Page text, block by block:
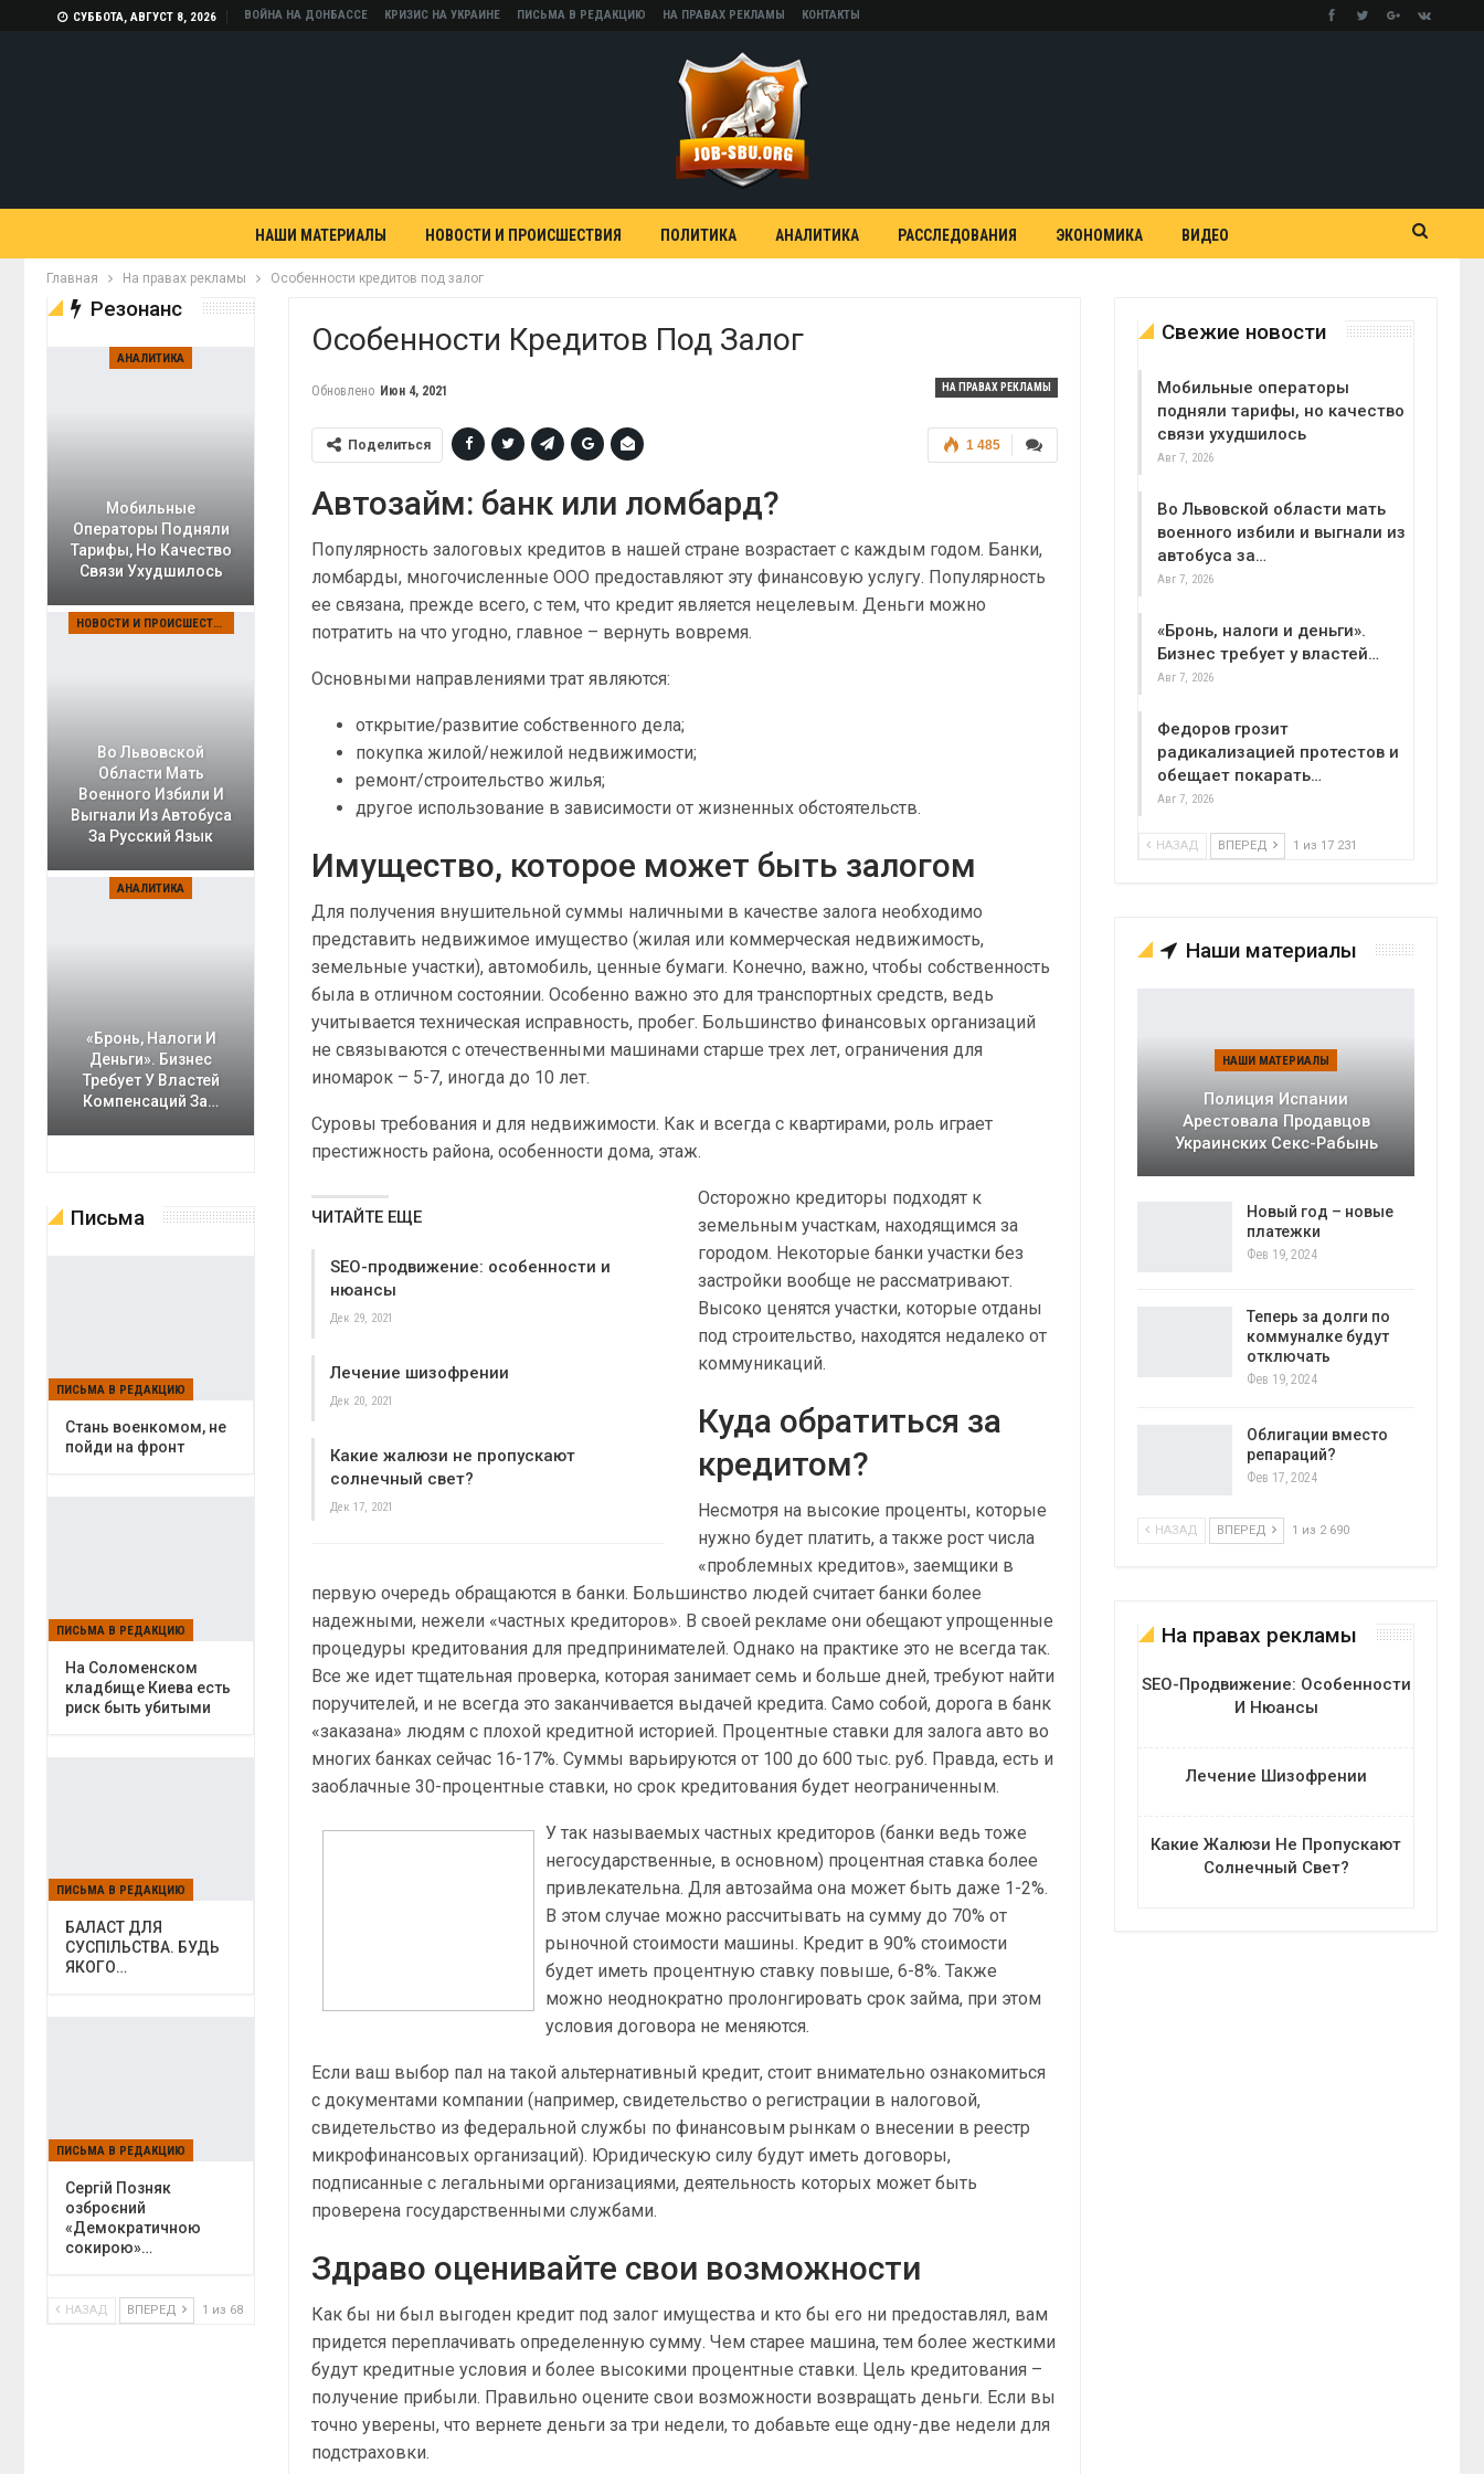
СУББОТА, АВГУСТ 8, 2026 ВОЙНА НА ДОНБАССЕ КРИЗИС НА УКРАИНЕ ПИСЬМА В РЕДАКЦИЮ НА ПРАВАХ РЕКЛАМЫ КОНТАКТЫ
НАШИ МАТЕРИАЛЫ НОВОСТИ И ПРОИСШЕСТВИЯ ПОЛИТИКА АНАЛИТИКА РАССЛЕДОВАНИЯ ЭКОНОМИКА ВИДЕО
Главная На правах рекламы Особенности кредитов под залог
Особенности Кредитов Под Залог
НА ПРАВАХ РЕКЛАМЫ
Обновлено Июн 4, 2021
1 485
Поделиться
Автозайм: банк или ломбард?
Популярность залоговых кредитов в нашей стране возрастает с каждым годом. Банки,
ломбарды, многочисленные ООО предоставляют эту финансовую услугу. Популярность
ее связана, прежде всего, с тем, что кредит является нецелевым. Деньги можно
потратить на что угодно, главное – вернуть вовремя.
Основными направлениями трат являются:
открытие/развитие собственного дела;
покупка жилой/нежилой недвижимости;
ремонт/строительство жилья;
другое использование в зависимости от жизненных обстоятельств.
Имущество, которое может быть залогом
Для получения внушительной суммы наличными в качестве залога необходимо
представить недвижимое имущество (жилая или коммерческая недвижимость,
земельные участки), автомобиль, ценные бумаги. Конечно, важно, чтобы собственность
была в отличном состоянии. Особенно важно это для транспортных средств, ведь
учитывается техническая исправность, пробег. Большинство финансовых организаций
не связываются с отечественными машинами старше трех лет, ограничения для
иномарок – 5-7, иногда до 10 лет.
Суровы требования и для недвижимости. Как и всегда с квартирами, роль играет
престижность района, особенности дома, этаж.
ЧИТАЙТЕ ЕЩЕ
SEO-продвижение: особенности и
нюансы
Дек 29, 2021
Лечение шизофрении
Дек 20, 2021
Какие жалюзи не пропускают
солнечный свет?
Дек 17, 2021
Осторожно кредиторы подходят к
земельным участкам, находящимся за
городом. Некоторые банки участки без
застройки вообще не рассматривают.
Высоко ценятся участки, которые отданы
под строительство, находятся недалеко от
коммуникаций.
Куда обратиться за
кредитом?
Несмотря на высокие проценты, которые
нужно будет платить, а также рост числа
«проблемных кредитов», заемщики в
первую очередь обращаются в банки. Большинство людей считает банки более
надежными, нежели «частных кредиторов». В своей рекламе они обещают упрощенные
процедуры кредитования для предпринимателей. Однако на практике это не всегда так.
Все же идет тщательная проверка, которая занимает семь и больше дней, требуют найти
поручителей, и не всегда это заканчивается выдачей кредита. Само собой, дорога в банк
«заказана» людям с плохой кредитной историей. Процентные ставки для залога авто во
многих банках сейчас 16-17%. Суммы варьируются от 100 до 600 тыс. руб. Правда, есть и
заоблачные 30-процентные ставки, но срок кредитования будет неограниченным.
У так называемых частных кредиторов (банки ведь тоже
негосударственные, в основном) процентная ставка более
привлекательна. Для автозайма она может быть даже 1-2%.
В этом случае можно рассчитывать на сумму до 70% от
рыночной стоимости машины. Кредит в 90% стоимости
будет иметь процентную ставку повыше, 6-8%. Также
можно неоднократно пролонгировать срок займа, при этом
условия договора не меняются.
Если ваш выбор пал на такой альтернативный кредит, стоит внимательно ознакомиться
с документами компании (например, свидетельство о регистрации в налоговой,
свидетельство из федеральной службы по финансовым рынкам о внесении в реестр
микрофинансовых организаций). Юридическую силу будут иметь договоры,
подписанные с легальными организациями, деятельность которых может быть
проверена государственными службами.
Здраво оценивайте свои возможности
Как бы ни был выгоден кредит под залог имущества и кто бы его ни предоставлял, вам
придется переплачивать определенную сумму. Чем старее машина, тем более жесткими
будут кредитные условия и более высокими процентные ставки. Цель кредитования –
получение прибыли. Правильно оцените свои возможности возвращать деньги. Если вы
точно уверены, что вернете деньги за три недели, то добавьте еще одну-две недели для
подстраховки.
Свежие новости
Мобильные операторы
подняли тарифы, но качество
связи ухудшилось
Авг 7, 2026
Во Львовской области мать
военного избили и выгнали из
автобуса за…
Авг 7, 2026
«Бронь, налоги и деньги».
Бизнес требует у властей…
Авг 7, 2026
Федоров грозит
радикализацией протестов и
обещает покарать…
Авг 7, 2026
НАЗАД ВПЕРЕД 1 из 17 231
Наши материалы
НАШИ МАТЕРИАЛЫ
Полиция Испании
Арестовала Продавцов
Украинских Секс-Рабынь
Новый год – новые
платежки
Фев 19, 2024
Теперь за долги по
коммуналке будут
отключать
Фев 19, 2024
Облигации вместо
репараций?
Фев 17, 2024
НАЗАД ВПЕРЕД 1 из 2 690
На правах рекламы
SEO-Продвижение: Особенности
И Нюансы
Лечение Шизофрении
Какие Жалюзи Не Пропускают
Солнечный Свет?
Резонанс
АНАЛИТИКА
Мобильные
Операторы Подняли
Тарифы, Но Качество
Связи Ухудшилось
НОВОСТИ И ПРОИСШЕСТВИЯ
Во Львовской
Области Мать
Военного Избили И
Выгнали Из Автобуса
За Русский Язык
АНАЛИТИКА
«Бронь, Налоги И
Деньги». Бизнес
Требует У Властей
Компенсаций За…
Письма
ПИСЬМА В РЕДАКЦИЮ
Cтань военкомом, не
пойди на фронт
ПИСЬМА В РЕДАКЦИЮ
На Соломенском
кладбище Киева есть
риск быть убитыми
ПИСЬМА В РЕДАКЦИЮ
БАЛАСТ ДЛЯ
СУСПІЛЬСТВА. БУДЬ
ЯКОГО…
ПИСЬМА В РЕДАКЦИЮ
Сергій Позняк
озброєний
«Демократичною
сокирою»…
НАЗАД ВПЕРЕД 1 из 68